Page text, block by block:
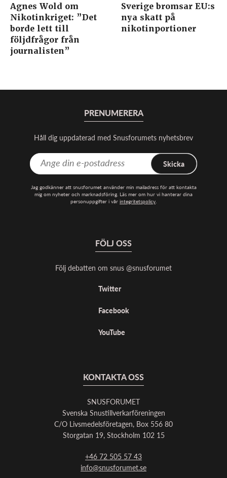
Agnes Wold om
Nikotinkriget: ”Det
borde lett till
följdfrågor från
journalisten”
Sverige bromsar EU:s
nya skatt på
nikotinportioner
PRENUMERERA
Håll dig uppdaterad med Snusforumets nyhetsbrev
Skicka
Jag godkänner att snusforumet använder min mailadress för att kontakta
mig om nyheter och marknadsföring. Läs mer om hur vi hanterar dina
personuppgifter i vår integritetspolicy.
FÖLJ OSS
Följ debatten om snus @snusforumet
Twitter
Facebook
YouTube
KONTAKTA OSS
SNUSFORUMET
Svenska Snustillverkarföreningen
C/O Livsmedelsföretagen, Box 556 80
Storgatan 19, Stockholm 102 15
+46 72 505 57 43
info@snusforumet.se